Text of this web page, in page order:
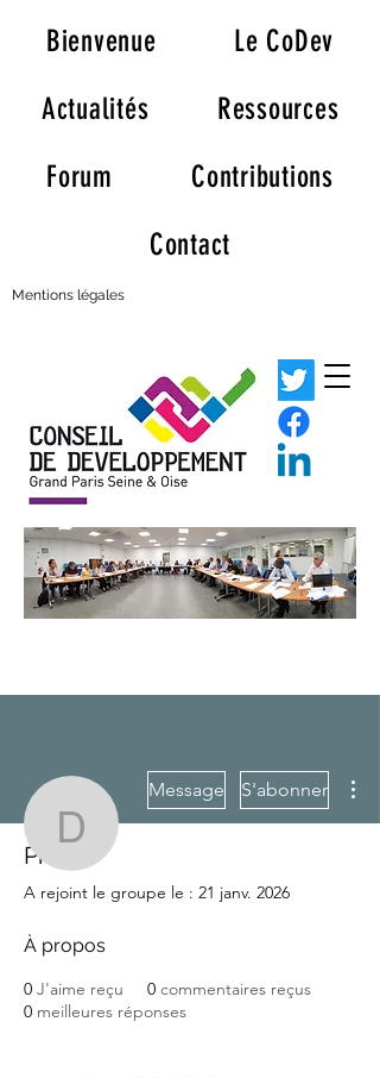
Mentions légales
Bienvenue
Le CoDev
Actualités
Ressources
Forum
Contributions
Contact
distraught2
Message S'abonner
distraught2
Profil
A rejoint le groupe le : 21 janv. 2026
À propos
0 J'aime reçu 0 commentaires reçus
0 meilleures réponses